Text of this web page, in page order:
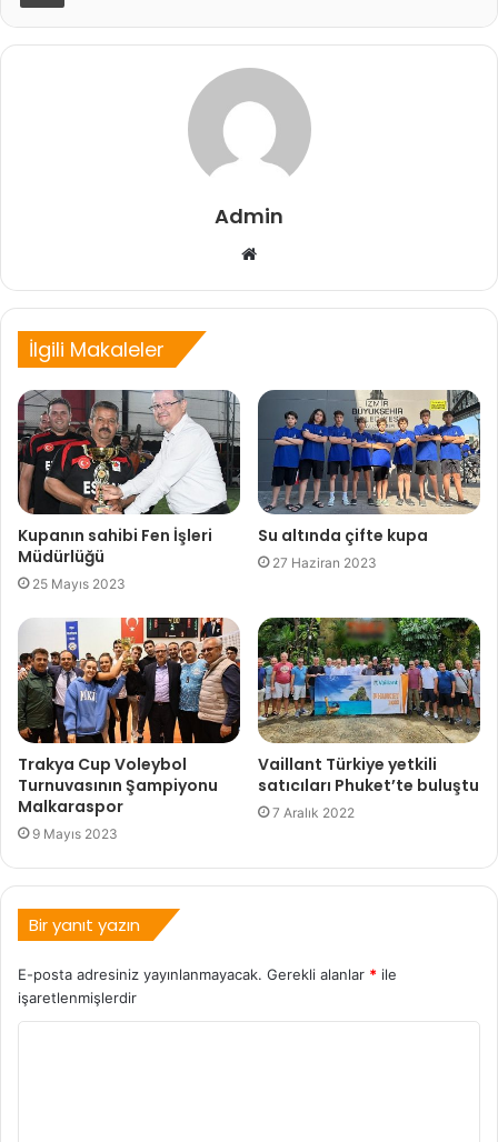
Admin
Web
İlgili Makaleler
Kupanın sahibi Fen İşleri
Müdürlüğü
25 Mayıs 2023
Su altında çifte kupa
27 Haziran 2023
Trakya Cup Voleybol
Turnuvasının Şampiyonu
Malkaraspor
9 Mayıs 2023
Vaillant Türkiye yetkili
satıcıları Phuket’te buluştu
7 Aralık 2022
Bir yanıt yazın
E-posta adresiniz yayınlanmayacak. Gerekli alanlar * ile
işaretlenmişlerdir